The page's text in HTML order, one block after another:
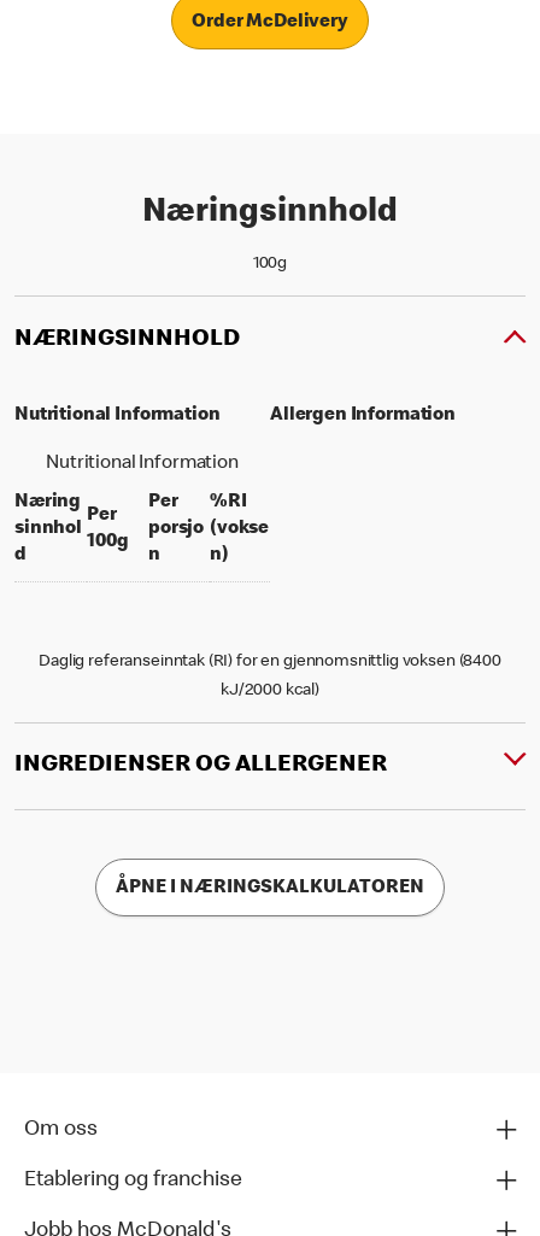
Order McDelivery
Næringsinnhold
100g
NÆRINGSINNHOLD
Nutritional Information
Nutritional Information
Næring
sinnhol
d
Per
100gper 100 grams
Per
porsjo
nper portion
%RI
(vokse
n)% daily value for an adult
Allergen Information
Daglig referanseinntak (RI) for en gjennomsnittlig voksen (8400
kJ/2000 kcal)
INGREDIENSER OG ALLERGENER
ÅPNE I NÆRINGSKALKULATOREN
Om oss
Etablering og franchise
Jobb hos McDonald's